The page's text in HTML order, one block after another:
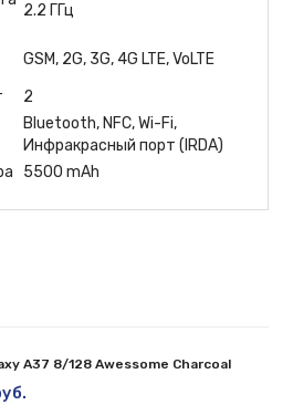
2.2 ГГц
GSM, 2G, 3G, 4G LTE, VoLTE
2
Bluetooth, NFC, Wi-Fi,
Инфракрасный порт (IRDA)
5500 mAh
A37 8/128 Awessome Charcoal